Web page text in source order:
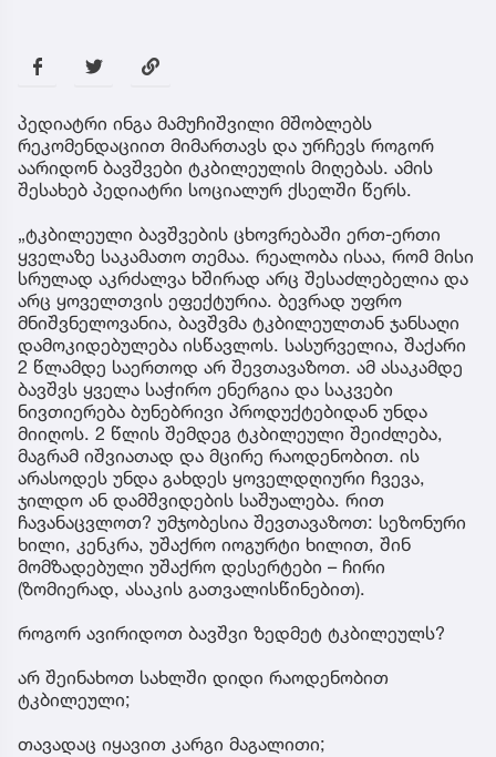
პედიატრი ინგა მამუჩიშვილი მშობლებს
რეკომენდაციით მიმართავს და ურჩევს როგორ
აარიდონ ბავშვები ტკბილეულის მიღებას. ამის
შესახებ პედიატრი სოციალურ ქსელში წერს.
„ტკბილეული ბავშვების ცხოვრებაში ერთ-ერთი
ყველაზე საკამათო თემაა. რეალობა ისაა, რომ მისი
სრულად აკრძალვა ხშირად არც შესაძლებელია და
არც ყოველთვის ეფექტურია. ბევრად უფრო
მნიშვნელოვანია, ბავშვმა ტკბილეულთან ჯანსაღი
დამოკიდებულება ისწავლოს. სასურველია, შაქარი
2 წლამდე საერთოდ არ შევთავაზოთ. ამ ასაკამდე
ბავშვს ყველა საჭირო ენერგია და საკვები
ნივთიერება ბუნებრივი პროდუქტებიდან უნდა
მიიღოს. 2 წლის შემდეგ ტკბილეული შეიძლება,
მაგრამ იშვიათად და მცირე რაოდენობით. ის
არასოდეს უნდა გახდეს ყოველდღიური ჩვევა,
ჯილდო ან დამშვიდების საშუალება. რით
ჩავანაცვლოთ? უმჯობესია შევთავაზოთ: სეზონური
ხილი, კენკრა, უშაქრო იოგურტი ხილით, შინ
მომზადებული უშაქრო დესერტები – ჩირი
(ზომიერად, ასაკის გათვალისწინებით).
როგორ ავირიდოთ ბავშვი ზედმეტ ტკბილეულს?
არ შეინახოთ სახლში დიდი რაოდენობით
ტკბილეული;
თავადაც იყავით კარგი მაგალითი;